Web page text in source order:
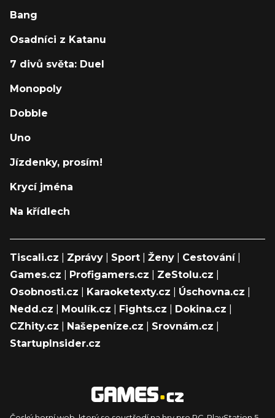
Bang
Osadníci z Katanu
7 divů světa: Duel
Monopoly
Dobble
Uno
Jízdenky, prosím!
Krycí jména
Na křídlech
Tiscali.cz Zprávy Sport Ženy Cestování|
Games.cz
Profigamers.cz ZeStolu.cz
Osobnosti.cz
Karaoketexty.cz Úschovna.cz
Nedd.cz
Moulík.cz Fights.cz Dokina.cz
CZhity.cz
Našepeníze.cz Srovnám.cz
StartupInsider.cz